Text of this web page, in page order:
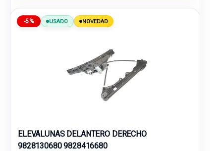
-5% USADO NOVEDAD
ELEVALUNAS DELANTERO DERECHO
9828130680 9828416680